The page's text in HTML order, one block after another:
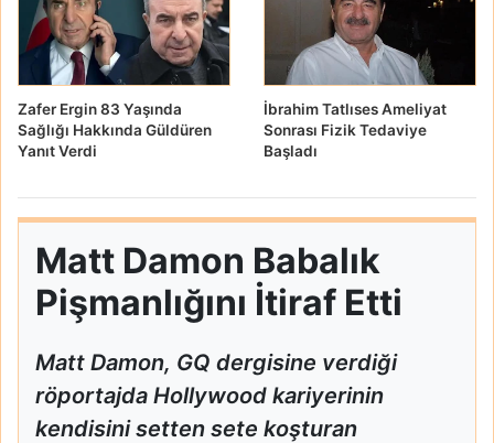
Zafer Ergin 83 Yaşında
Sağlığı Hakkında Güldüren
Yanıt Verdi
İbrahim Tatlıses Ameliyat
Sonrası Fizik Tedaviye
Başladı
Matt Damon Babalık
Pişmanlığını İtiraf Etti
Matt Damon, GQ dergisine verdiği
röportajda Hollywood kariyerinin
kendisini setten sete koşturan